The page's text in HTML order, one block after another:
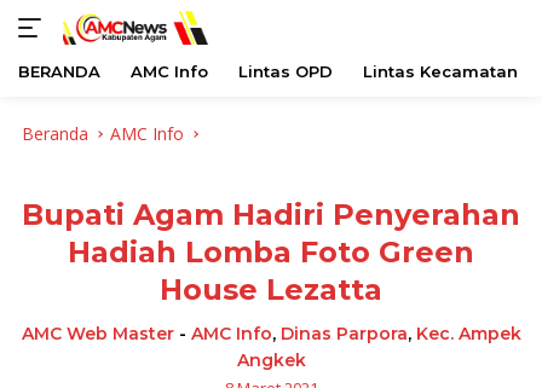
BERANDA AMC Info Lintas OPD Lintas Kecamatan
Beranda AMC Info
Bupati Agam Hadiri Penyerahan
Hadiah Lomba Foto Green
House Lezatta
AMC Web Master- AMC Info, Dinas Parpora, Kec. Ampek
Angkek